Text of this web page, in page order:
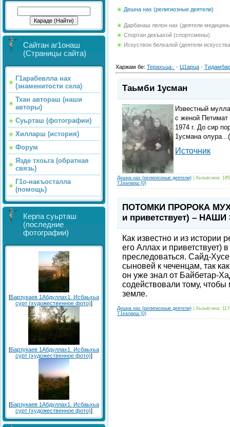
Сайтан аг1онаш
(Страницы сайта)
Г1арабевлла нах
(знаменитости села)
Тхан автораш (наши
авторы)
Суьрташ (фотографии)
Хилларш (история)
Форум
Язде тхоьга (обратная
связь)
Г1о-накъосталла
(помощь)
Керла суьрташ
(последние
фотографии)
[Барзукаев 1Абдуллах1. Исбаьхьа
сурт (художественное фото)]
[Барзукаев 1Абдуллах1. Исбаьхьа
сурт (художественное фото)]
[Барзукаев 1Абдуллах1. Исбаьхьа
сурт (художественное фото)]
Дешна нах (религиозные деятели)
Дарбанаш лелон нах (деятели
Спортан декъахой (спортсмены)
Искуствон белхалой (деятели
Харжам бе: Терахьца · Ц1арца ·
Таьмби 1усман
Известный
с женой Петимат
1974 г. До сир
1усмана
Источник
Дешна нах (религиозные деятели) | Хьоьвсина:
Т1еаларш (0)
ПОТОМКИ ПРОРОКА
и приветствует) –
Как известно и из истории
его Аллах и приветствует)
преследоваться. Сайд-
сыновей к чеченцам, так
он уже знал от Байбетар-
содействовали тому,
земле.
Дешна нах (религиозные деятели) | Хьоьвсина:
Т1еаларш (0)